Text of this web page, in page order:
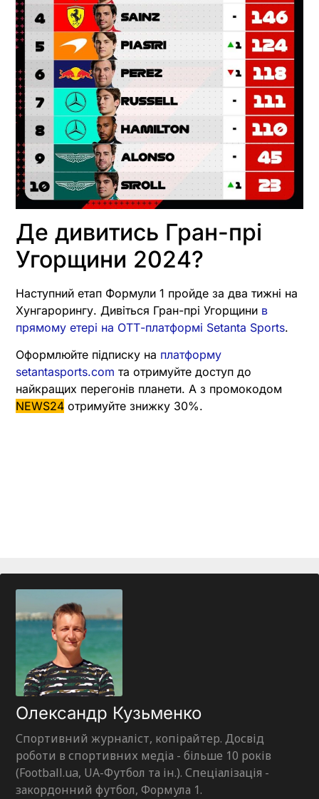
Де дивитись Гран-прі
Угорщини 2024?
Наступний етап Формули 1 пройде за два тижні на
Хунгарорингу. Дивіться Гран-прі Угорщини в
прямому етері на ОТТ-платформі Setanta Sports.
Оформлюйте підписку на платформу
setantasports.com та отримуйте доступ до
найкращих перегонів планети. А з промокодом
NEWS24 отримуйте знижку 30%.
Олександр Кузьменко
Спортивний журналіст, копірайтер. Досвід
роботи в спортивних медіа - більше 10 років
(Football.ua, UA-Футбол та ін.). Спеціалізація -
закордонний футбол, Формула 1.